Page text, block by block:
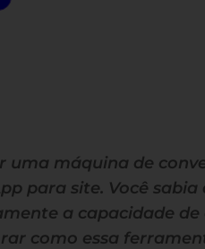
uma máquina de
para site. Você
a capacidade
como essa